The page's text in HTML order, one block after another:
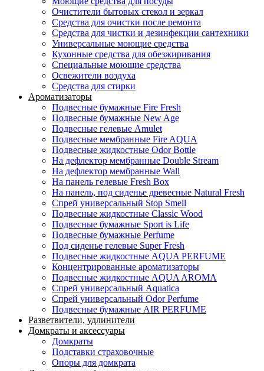
Очистители бытовых стекол и зеркал
Средства для очистки после ремонта
Средства для чистки и дезинфекции сантехники
Универсальные моющие средства
Кухонные средства для обезжиривания
Специальные моющие средства
Освежители воздуха
Средства для стирки
Ароматизаторы
Подвесные бумажные Fire Fresh
Подвесные бумажные New Age
Подвесные гелевые Amulet
Подвесные мембранные Fire AQUA
Подвесные жидкостные Odor Bottle
На дефлектор мембранные Double Stream
На дефлектор мембранные Wall
На панель гелевые Fresh Box
На панель, под сиденье древесные Natural Fresh
Спрей универсальный Stop Smell
Подвесные жидкостные Classic Wood
Подвесные бумажные Sport is Life
Подвесные бумажные Perfume
Под сиденье гелевые Super Fresh
Подвесные жидкостные AQUA PERFUME
Концентрированные ароматизаторы
Подвесные жидкостные AQUA AROMA
Спрей универсальный Aquatica
Спрей универсальный Odor Perfume
Подвесные бумажные AIR PERFUME
Разветвители, удлинители
Домкраты и аксессуары
Домкраты
Подставки страховочные
Опоры для домкрата